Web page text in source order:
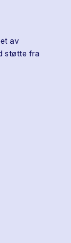
av
støtte fra